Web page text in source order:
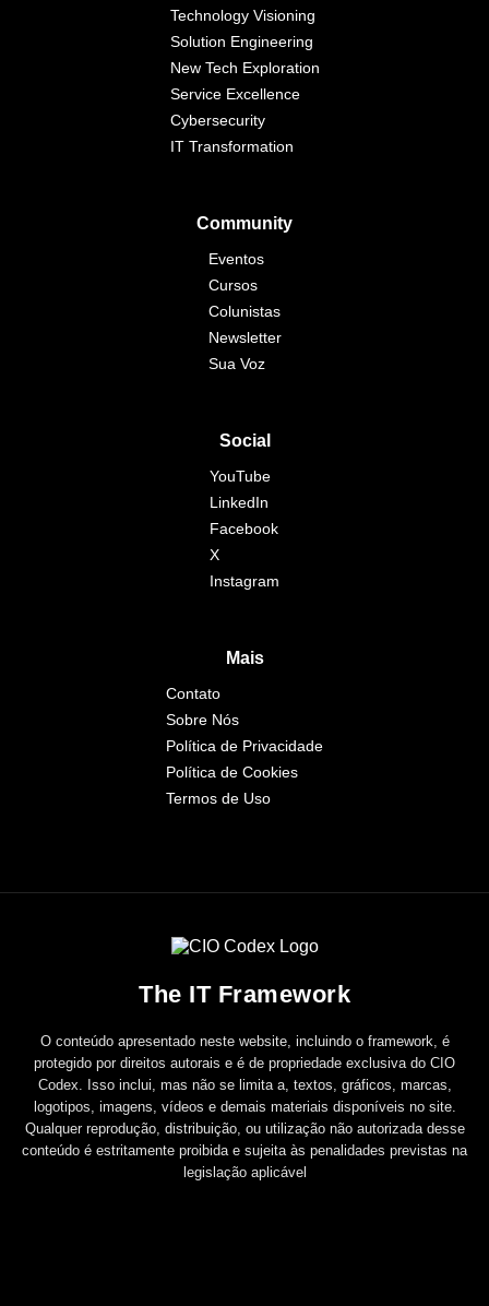
Technology Visioning
Solution Engineering
New Tech Exploration
Service Excellence
Cybersecurity
IT Transformation
Community
Eventos
Cursos
Colunistas
Newsletter
Sua Voz
Social
YouTube
LinkedIn
Facebook
X
Instagram
Mais
Contato
Sobre Nós
Política de Privacidade
Política de Cookies
Termos de Uso
The IT Framework
O conteúdo apresentado neste website, incluindo o framework, é
protegido por direitos autorais e é de propriedade exclusiva do CIO
Codex. Isso inclui, mas não se limita a, textos, gráficos, marcas,
logotipos, imagens, vídeos e demais materiais disponíveis no site.
Qualquer reprodução, distribuição, ou utilização não autorizada desse
conteúdo é estritamente proibida e sujeita às penalidades previstas na
legislação aplicável